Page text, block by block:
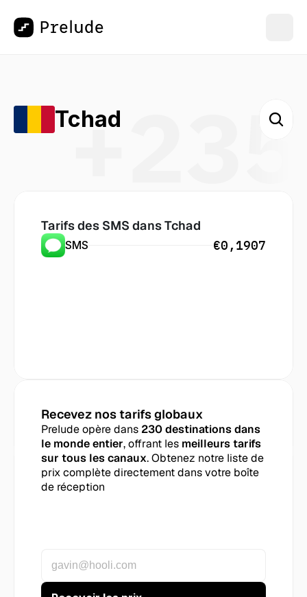
+235
Tchad
Tarifs des SMS dans Tchad
SMS €0,1907
Recevez nos tarifs globaux
Prelude opère dans 230 destinations dans
le monde entier, offrant les meilleurs tarifs
sur tous les canaux. Obtenez notre liste de
prix complète directement dans votre boîte
de réception